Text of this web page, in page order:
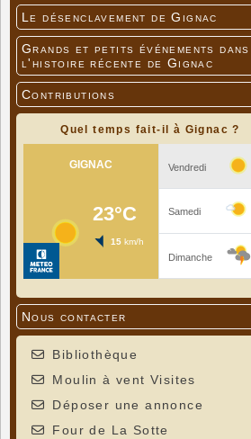
Le désenclavement de Gignac
Grands et petits événements dans
l'histoire récente de Gignac
Contributions
Quel temps fait-il à Gignac ?
Nous contacter
Bibliothèque
Moulin à vent Visites
Déposer une annonce
Four de La Sotte